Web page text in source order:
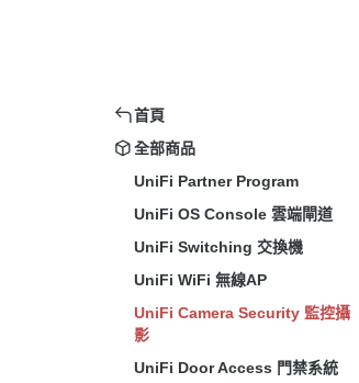
首頁
全部商品
UniFi Partner Program
UniFi OS Console 雲端閘道
UniFi Switching 交換機
UniFi WiFi 無線AP
UniFi Camera Security 監控攝
影
UniFi Door Access 門禁系統